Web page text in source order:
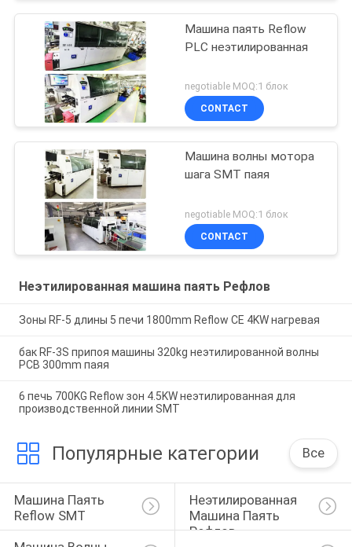
Машина паять Reflow
PLC неэтилированная
negotiable MOQ:1 блок
CONTACT
Машина волны мотора
шага SMT паяя
negotiable MOQ:1 блок
CONTACT
Неэтилированная машина паять Рефлов
Зоны RF-5 длины 5 печи 1800mm Reflow CE 4KW нагревая
бак RF-3S припоя машины 320kg неэтилированной волны
PCB 300mm паяя
6 печь 700KG Reflow зон 4.5KW неэтилированная для
производственной линии SMT
Популярные категории Все
Машина Паять
Reflow SMT
Неэтилированная
Машина Паять
Рефлов